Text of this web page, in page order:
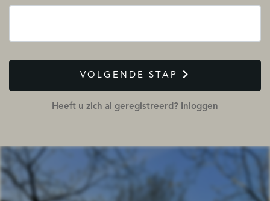
VOLGENDE STAP
Heeft u zich al geregistreerd? Inloggen